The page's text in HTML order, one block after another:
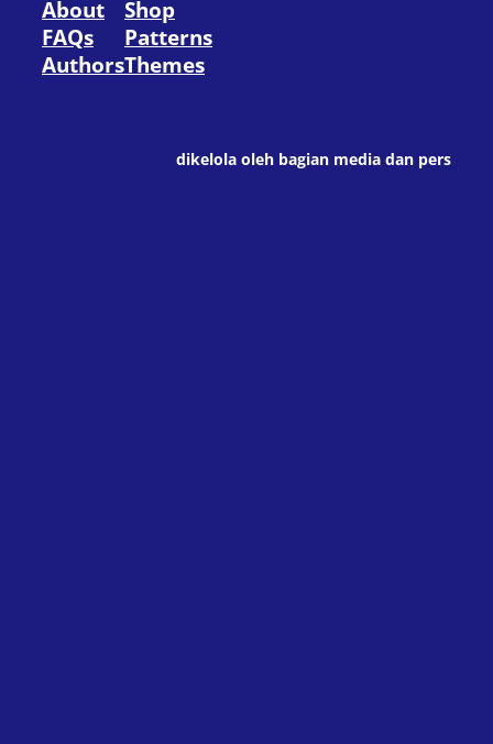
About
FAQs
Authors
Shop
Patterns
Themes
dikelola oleh bagian media dan pers